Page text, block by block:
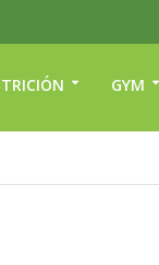
GYM